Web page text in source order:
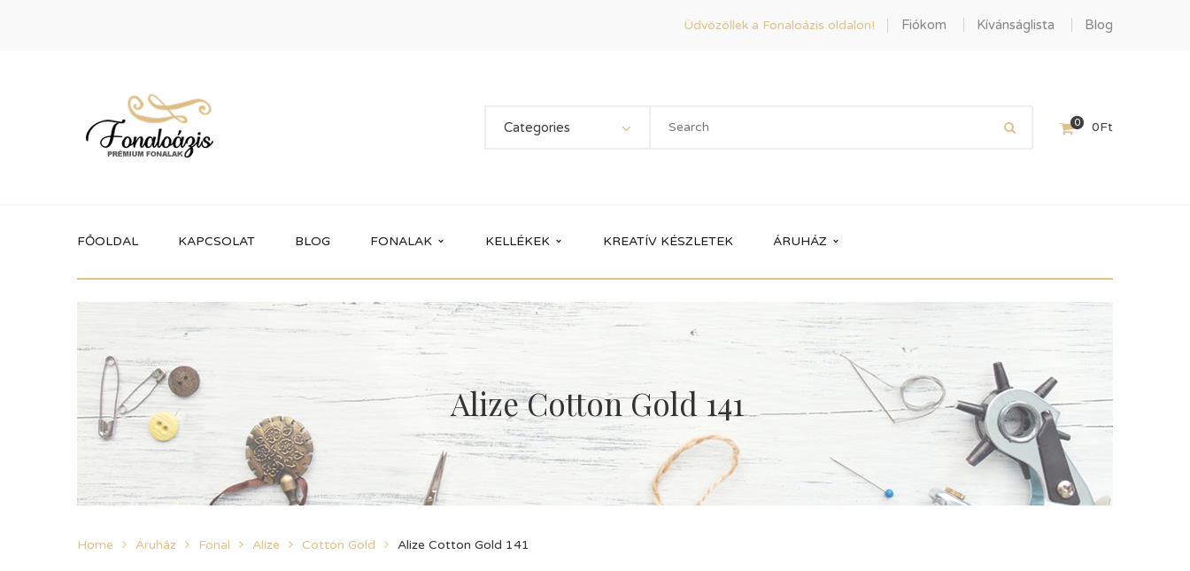
Üdvözöllek a Fonaloázis oldalon! Fiókom Kívánságlista Blog
Categories 0 0Ft
FŐOLDAL KAPCSOLAT BLOG FONALAK KELLÉKEK KREATÍV KÉSZLETEK ÁRUHÁZ
Itt megtalálhatod a fonaloázis által
forgalmazott összes terméket
Alize Cotton Gold 141
Home Áruház Fonal Alize Cotton Gold Alize Cotton Gold 141